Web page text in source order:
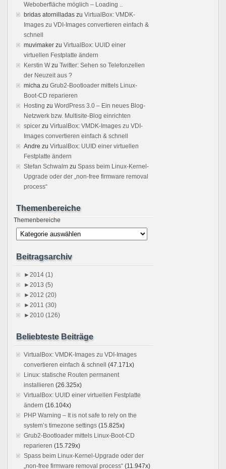
Weboberfläche möglich – Loading ..
bridas atornilladas zu VirtualBox: VMDK-
Images zu VDI-Images convertieren einfach &
schnell
muvimaker zu VirtualBox: UUID einer
virtuellen Festplatte ändern
Kerstin Wzu Twitter: Sehen so Telefonzellen
der Neuzeit aus ?
micha zu Grub2-Bootloader mittels Linux-
Boot-CD reparieren
Hosting zu WordPress 3.0 – Ein neues Blog-
Netzwerk bzw. Multisite-Blog einrichten
spicer zu VirtualBox: VMDK-Images zu VDI-
Images convertieren einfach & schnell
Andre zu VirtualBox: UUID einer virtuellen
Festplatte ändern
Stefan Schwalm zu Spass beim Linux-Kernel-
Upgrade oder der „non-free firmware removal
process“
Themenbereiche
Themenbereiche
Beitragsarchiv
► 2014 (1)
► 2013 (5)
► 2012 (20)
► 2011 (30)
► 2010 (126)
Beliebteste Beiträge
VirtualBox: VMDK-Images zu VDI-Images
convertieren einfach & schnell (47.171x)
Linux: statische Routen permanent
installieren (26.325x)
VirtualBox: UUID einer virtuellen Festplatte
ändern (16.104x)
PHP Warning – It is not safe to rely on the
system’s timezone settings (15.825x)
Grub2-Bootloader mittels Linux-Boot-CD
reparieren (15.729x)
Spass beim Linux-Kernel-Upgrade oder der
„non-free firmware removal process“ (11.947x)